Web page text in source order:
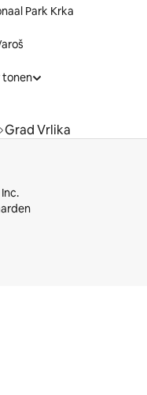
Park Krka
tonen
Grad Vrlika